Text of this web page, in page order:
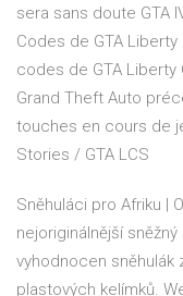
sera sans doute GTA
Codes de GTA
codes de GTA
Grand Theft Auto
touches en cours de
Stories / GTA LCS
Sněhuláci pro Afriku |
nejoriginálnější
vyhodnocen sněhulák
plastových kelímků.